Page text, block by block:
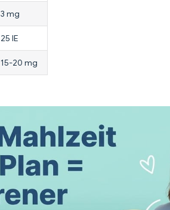
3 mg
25 IE
15-20 mg